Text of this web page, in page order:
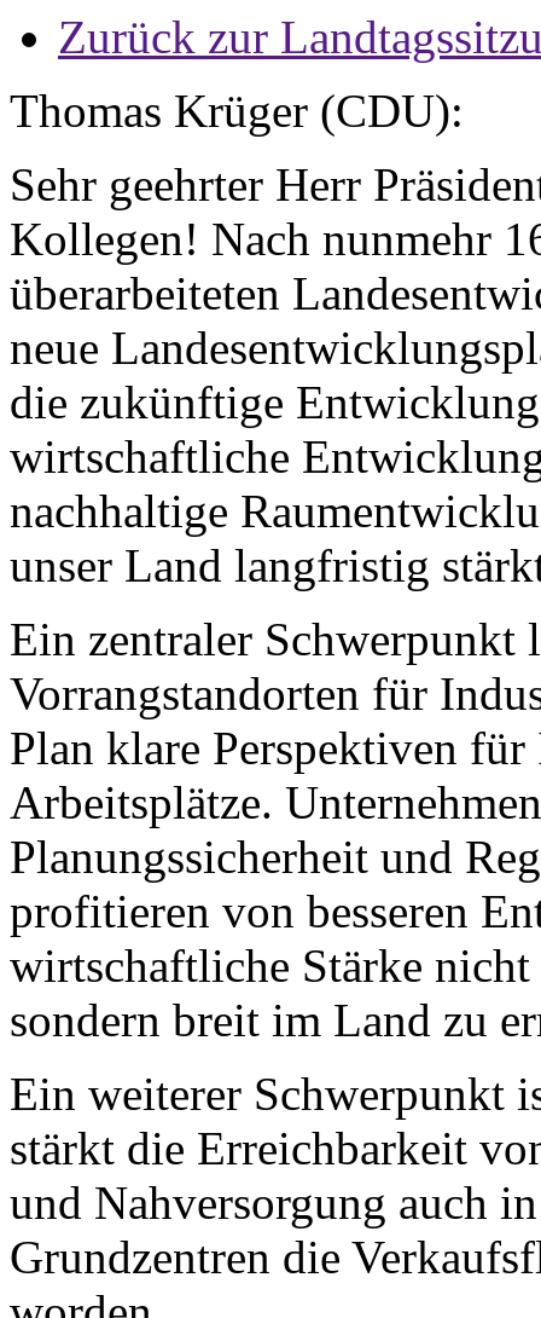
Zurück zur
Thomas Krüger (CDU):
Sehr geehrter Herr
Kollegen! Nach nunmehr
überarbeiteten
neue
die zukünftige
wirtschaftliche
nachhaltige
unser Land langfristig
Ein zentraler
Vorrangstandorten für
Plan klare Perspektiven
Arbeitsplätze.
Planungssicherheit und
profitieren von besseren
wirtschaftliche Stärke
sondern breit im Land zu
Ein weiterer Schwerpunkt
stärkt die Erreichbarkeit
und Nahversorgung auch
Grundzentren die